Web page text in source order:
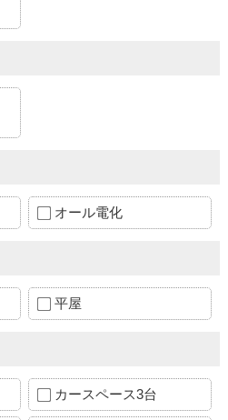
オール電化
平屋
カースペース3台